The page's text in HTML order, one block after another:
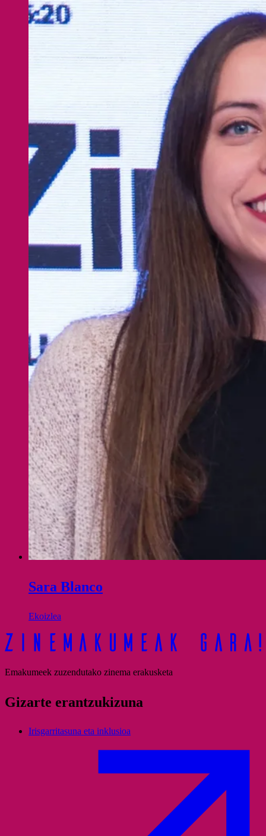
Sara Blanco
Ekoizlea
Emakumeek zuzendutako zinema erakusketa
Gizarte erantzukizuna
Irisgarritasuna eta inklusioa